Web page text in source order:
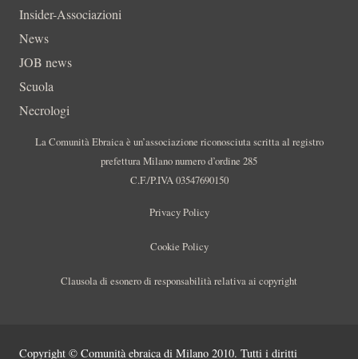
Insider-Associazioni
News
JOB news
Scuola
Necrologi
La Comunità Ebraica è un’associazione riconosciuta scritta al registro
prefettura Milano numero d’ordine 285
C.F./P.IVA 03547690150
Privacy Policy
Cookie Policy
Clausola di esonero di responsabilità relativa ai copyright
Copyright © Comunità ebraica di Milano 2010. Tutti i diritti